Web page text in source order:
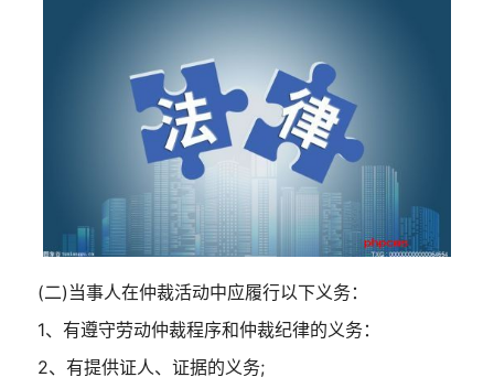
(二)当事人在仲裁活动中应履行以下义务：
1、有遵守劳动仲裁程序和仲裁纪律的义务：
2、有提供证人、证据的义务;